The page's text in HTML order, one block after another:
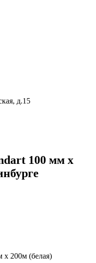
д.15
100 мм х
х 200м (белая)